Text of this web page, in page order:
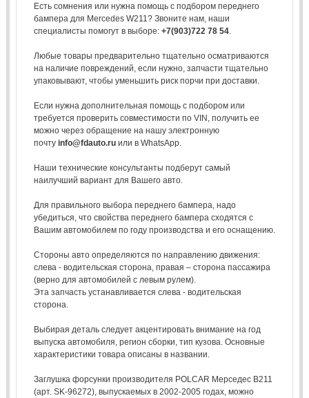
Есть сомнения или нужна помощь с подбором переднего
бампера для Mercedes W211? Звоните нам, наши
специалисты помогут в выборе: +7(903)722 78 54.
Любые товары предварительно тщательно осматриваются
на наличие повреждений, если нужно, запчасти тщательно
упаковывают, чтобы уменьшить риск порчи при доставки.
Если нужна дополнительная помощь с подбором или
требуется проверить совместимости по VIN, получить ее
можно через обращение на нашу электронную
почту info@fdauto.ruили в WhatsApp.
Наши технические консультанты подберут самый
наилучший вариант для Вашего авто.
Для правильного выбора переднего бампера, надо
убедиться, что свойства переднего бампера сходятся с
Вашим автомобилем по году производства и его оснащению.
Стороны авто определяются по направлению движения:
слева - водительская сторона, правая – сторона пассажира
(верно для автомобилей с левым рулем).
Эта запчасть устанавливается слева - водительская
сторона.
Выбирая деталь следует акцентировать внимание на год
выпуска автомобиля, регион сборки, тип кузова. Основные
характеристики товара описаны в названии.
Заглушка форсунки производителя POLCAR Мерседес В211
(арт. SK-96272), выпускаемых в 2002-2005 годах, можно